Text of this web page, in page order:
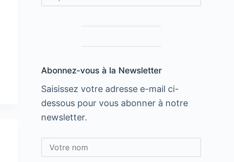
Abonnez-vous à la Newsletter
Saisissez votre adresse e-mail ci-
dessous pour vous abonner à notre
newsletter.